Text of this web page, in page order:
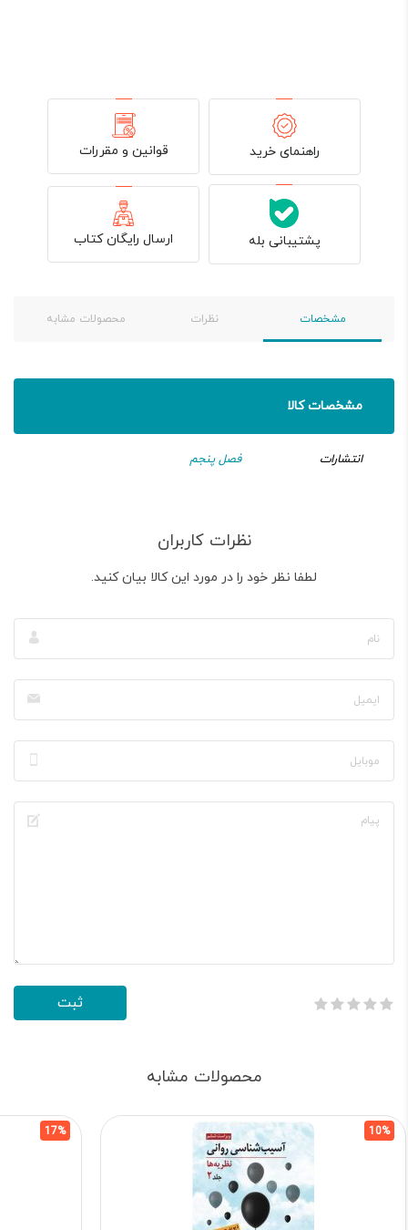
راهنمای خرید قوانین و مقررات
پشتیبانی بله ارسال رایگان کتاب
مشخصات نظرات محصولات مشابه
مشخصات کالا
انتشارات فصل پنجم
نظرات کاربران
لطفا نظر خود را در مورد این کالا بیان کنید.
محصولات مشابه
10%
17%